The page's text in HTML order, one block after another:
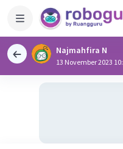
Najmahfira N
13 November 2023